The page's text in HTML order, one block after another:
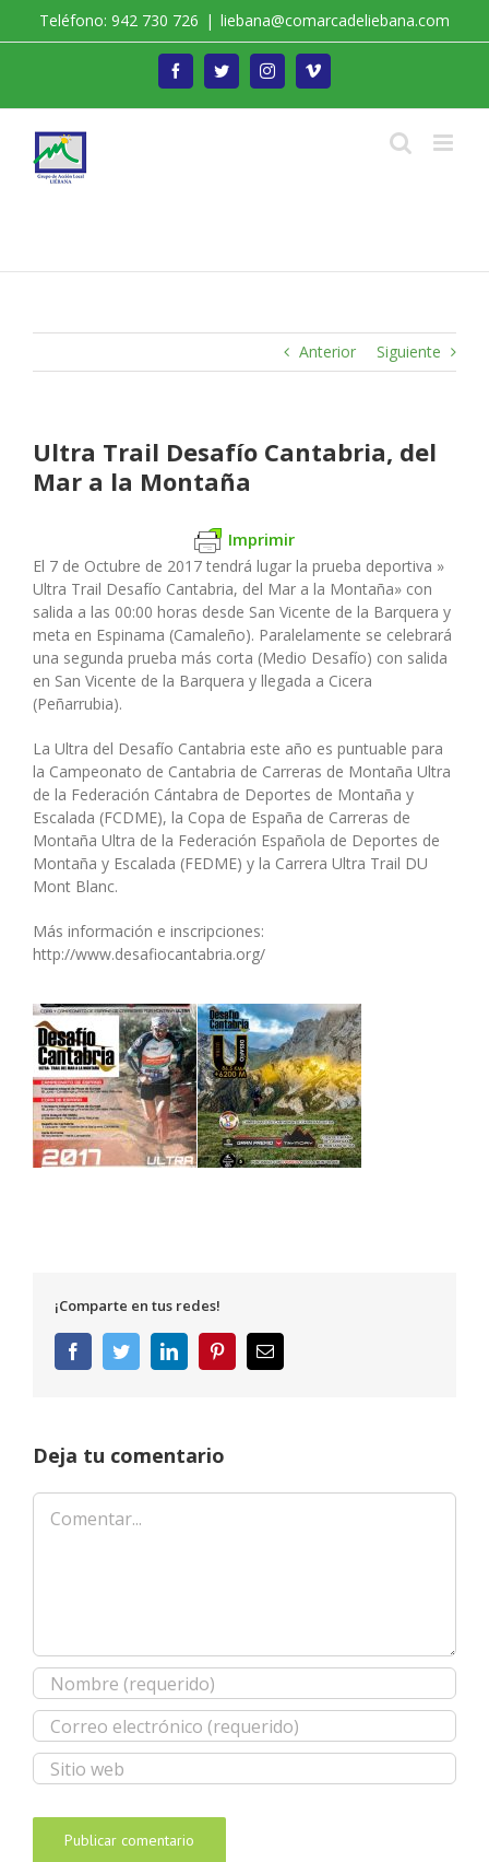
Teléfono: 942 730 726 | liebana@comarcadeliebana.com
FacebookTwitterInstagramVimeo
Anterior Siguiente
Ultra Trail Desafío Cantabria, del
Mar a la Montaña
Imprimir
El 7 de Octubre de 2017 tendrá lugar la prueba deportiva »
Ultra Trail Desafío Cantabria, del Mar a la Montaña» con
salida a las 00:00 horas desde San Vicente de la Barquera y
meta en Espinama (Camaleño). Paralelamente se celebrará
una segunda prueba más corta (Medio Desafío) con salida
en San Vicente de la Barquera y llegada a Cicera
(Peñarrubia).
La Ultra del Desafío Cantabria este año es puntuable para
la Campeonato de Cantabria de Carreras de Montaña Ultra
de la Federación Cántabra de Deportes de Montaña y
Escalada (FCDME), la Copa de España de Carreras de
Montaña Ultra de la Federación Española de Deportes de
Montaña y Escalada (FEDME) y la Carrera Ultra Trail DU
Mont Blanc.
Más información e inscripciones:
http://www.desafiocantabria.org/
¡Comparte en tus redes!
FacebookTwitterLinkedInPinterestCorreo
electrónico
Deja tu comentario
Comentar